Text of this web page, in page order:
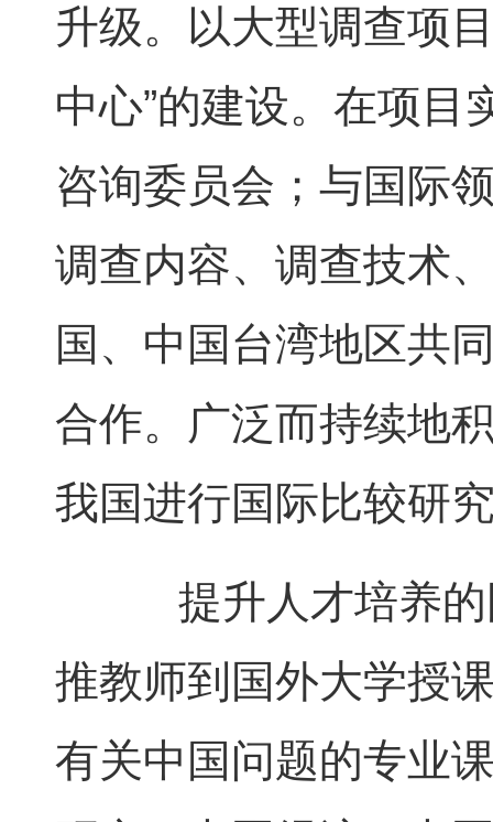
升级。以大型调查项
中心”的建设。在项
咨询委员会；与国际
调查内容、调查技术
国、中国台湾地区共
合作。广泛而持续地
我国进行国际比较研
提升人才培养的
推教师到国外大学授
有关中国问题的专业